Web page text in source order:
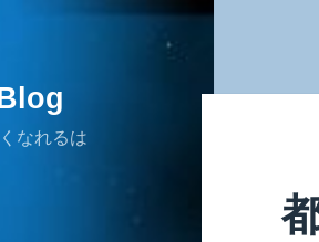
なれるは